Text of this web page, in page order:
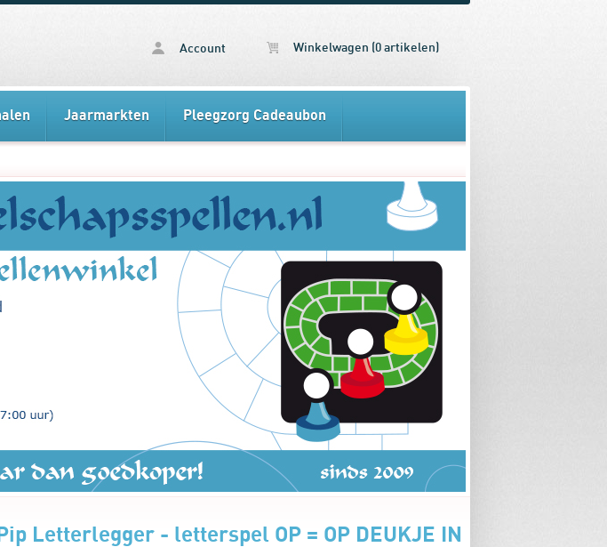
Account Winkelwagen (0 artikelen)
Jaarmarkten Pleegzorg Cadeaubon
Letterlegger - letterspel OP = OP DEUKJE IN